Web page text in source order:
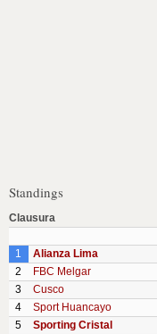
Standings
Clausura
1
Alianza Lima
2
FBC Melgar
3
Cusco
4
Sport Huancayo
5
Sporting Cristal